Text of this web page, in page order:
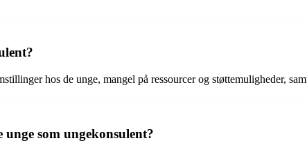
hos de unge, mangel på ressourcer og støttemuligheder,
som ungekonsulent?